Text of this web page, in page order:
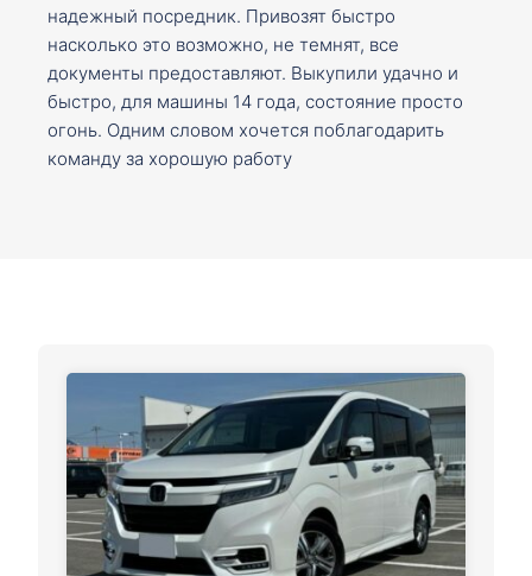
надежный посредник. Привозят быстро
насколько это возможно, не темнят, все
документы предоставляют. Выкупили удачно и
быстро, для машины 14 года, состояние просто
огонь. Одним словом хочется поблагодарить
команду за хорошую работу